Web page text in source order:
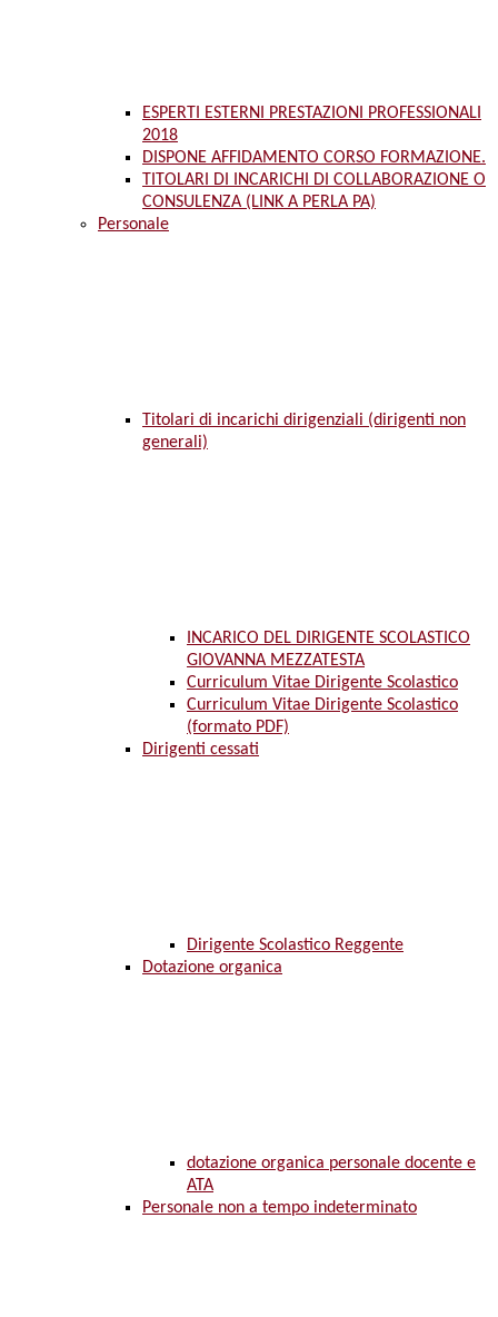
ESPERTI ESTERNI PRESTAZIONI PROFESSIONALI
2018
DISPONE AFFIDAMENTO CORSO FORMAZIONE.
TITOLARI DI INCARICHI DI COLLABORAZIONE O
CONSULENZA (LINK A PERLA PA)
Personale
Titolari di incarichi dirigenziali (dirigenti non
generali)
INCARICO DEL DIRIGENTE SCOLASTICO
GIOVANNA MEZZATESTA
Curriculum Vitae Dirigente Scolastico
Curriculum Vitae Dirigente Scolastico
(formato PDF)
Dirigenti cessati
Dirigente Scolastico Reggente
Dotazione organica
dotazione organica personale docente e
ATA
Personale non a tempo indeterminato